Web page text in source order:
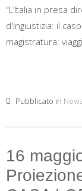
“L’Italia in presa
d'ingiustizia: il
magistratura:
Pubblicato in News
16